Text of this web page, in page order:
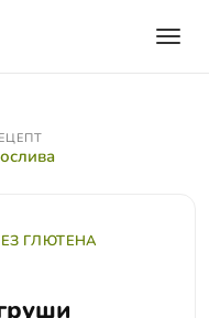
ГЛЮТЕНА